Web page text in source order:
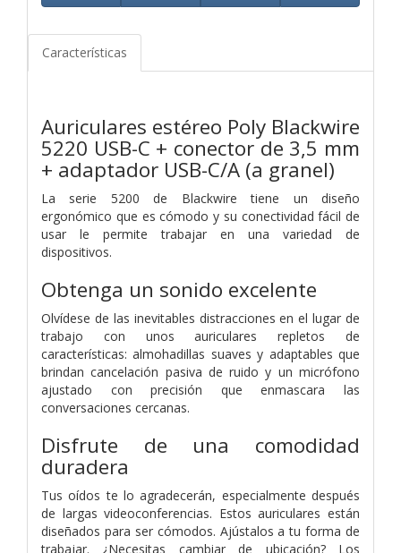
Características
Auriculares estéreo Poly Blackwire
5220 USB-C + conector de 3,5 mm
+ adaptador USB-C/A (a granel)
La serie 5200 de Blackwire tiene un diseño
ergonómico que es cómodo y su conectividad fácil de
usar le permite trabajar en una variedad de
dispositivos.
Obtenga un sonido excelente
Olvídese de las inevitables distracciones en el lugar de
trabajo con unos auriculares repletos de
características: almohadillas suaves y adaptables que
brindan cancelación pasiva de ruido y un micrófono
ajustado con precisión que enmascara las
conversaciones cercanas.
Disfrute de una comodidad
duradera
Tus oídos te lo agradecerán, especialmente después
de largas videoconferencias. Estos auriculares están
diseñados para ser cómodos. Ajústalos a tu forma de
trabajar. ¿Necesitas cambiar de ubicación? Los